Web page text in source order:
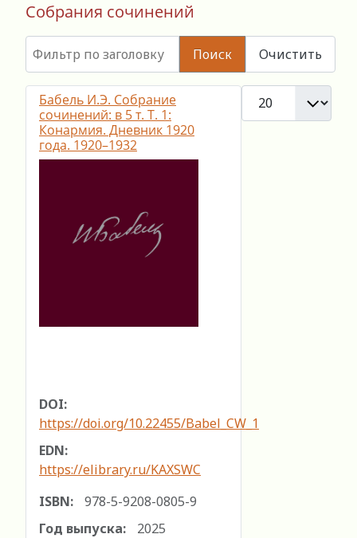
Собрания сочинений
Поиск Очистить
Кол-во строк:
Бабель И.Э. Собрание
сочинений: в 5 т. Т. 1:
Конармия. Дневник 1920
года. 1920–1932
DOI:
https://doi.org/10.22455/Babel_CW_1
EDN:
https://elibrary.ru/KAXSWC
ISBN:
978-5-9208-0805-9
Год выпуска:
2025